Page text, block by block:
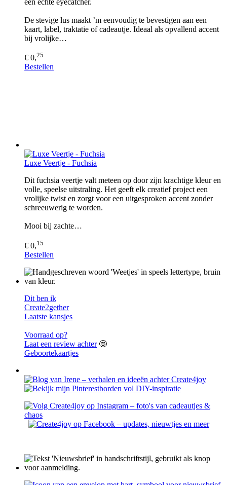
een echte eyecatcher.
De stevige lus maakt ’m eenvoudig te bevestigen aan een
kaart, label, traktatie of cadeautje. Ideaal als opvallend accent
bij vrolijke…
€ 0,25
Bestellen
Luxe Veertje - Fuchsia
Dit fuchsia veertje valt meteen op door zijn krachtige kleur en
volle, speelse uitstraling. Het geeft elk creatief project een
vrolijke twist en zorgt voor een uitgesproken accent zonder
schreeuwerig te worden.
Mooi bij zachte…
€ 0,15
Bestellen
Dit ben ik
Create2gether
Laatste kansjes
Voorraad op?
Laat een review achter🤩
Geboortekaartjes